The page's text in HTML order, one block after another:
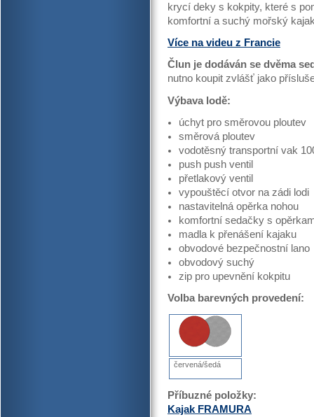
krycí deky s kokpity, které s
komfortní a suchý mořský
Více na videu z Francie
Člun je dodáván se dvěma
nutno koupit zvlášť jako
Výbava lodě:
úchyt pro směrovou ploutev
směrová ploutev
vodotěsný transportní vak
push push ventil
přetlakový ventil
vypouštěcí otvor na zádi lodi
nastavitelná opěrka nohou
komfortní sedačky s
madla k přenášení kajaku
obvodové bezpečnostní lano
obvodový suchý
zip pro upevnění kokpitu
Volba barevných provedení:
červená/šedá
Příbuzné položky:
Kajak FRAMURA